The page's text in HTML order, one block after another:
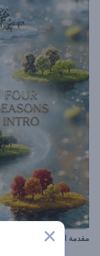
مقدمة الفصول الأربعة